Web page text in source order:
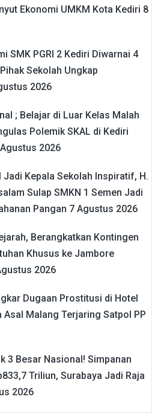
Ekonomi UMKM Kota Kediri 8
SMK PGRI 2 Kediri Diwarnai 4
Sekolah Ungkap
2026
; Belajar di Luar Kelas Malah
Polemik SKAL di Kediri
2026
Jadi Kepala Sekolah Inspiratif, H.
Sulap SMKN 1 Semen Jadi
Pangan 7 Agustus 2026
Berangkatkan Kontingen
Khusus ke Jambore
2026
Dugaan Prostitusi di Hotel
Asal Malang Terjaring Satpol PP
3 Besar Nasional! Simpanan
Triliun, Surabaya Jadi Raja
2026